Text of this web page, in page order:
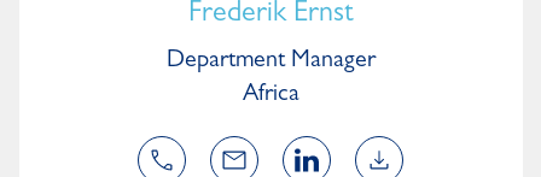
Frederik Ernst
Department Manager
Africa